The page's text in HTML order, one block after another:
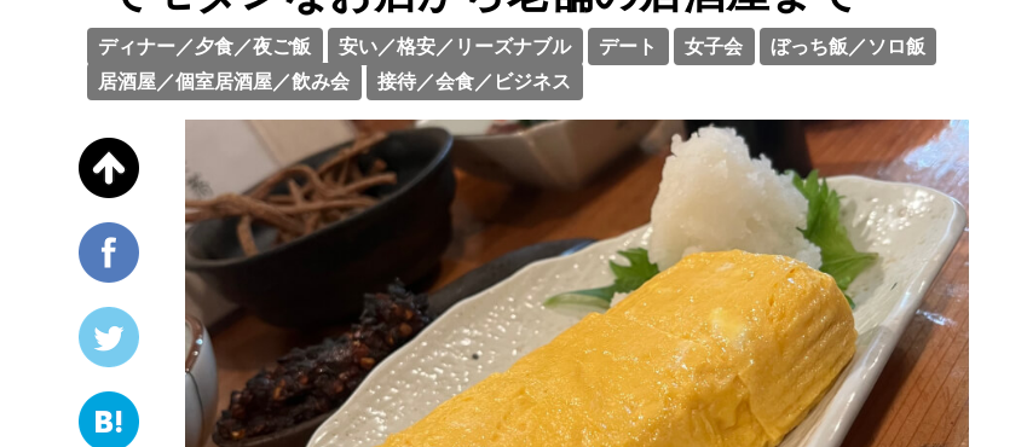
ディナー／夕食／夜ご飯 安い／格安／リーズナブル デート 女子会
ぼっち飯／ソロ飯
居酒屋／個室居酒屋／飲み会
接待／会食／ビジネス